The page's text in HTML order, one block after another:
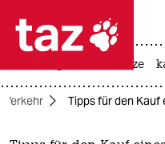
 taz
taz
hitze
Verkehr Tipps für den Kauf